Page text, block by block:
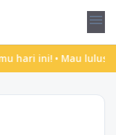
menu
• Mau lulus?